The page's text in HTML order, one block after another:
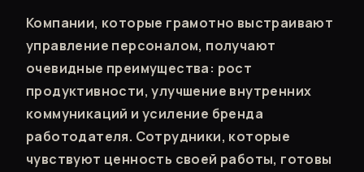
Компании, которые грамотно выстраивают
управление персоналом, получают
очевидные преимущества: рост
продуктивности, улучшение внутренних
коммуникаций и усиление бренда
работодателя. Сотрудники, которые
чувствуют ценность своей работы, готовы